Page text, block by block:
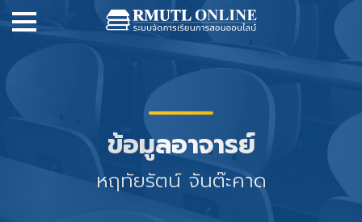
ข้อมูลอาจารย์
หฤทัยรัตน์ จันต๊ะคาด